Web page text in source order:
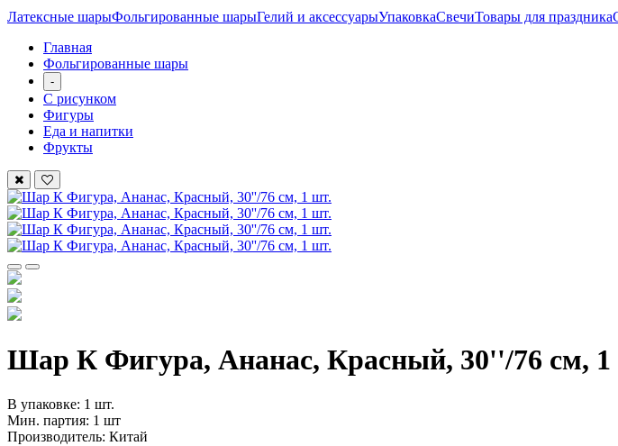
Латексные шарыФольгированные шарыГелий и аксессуарыУпаковкаСвечиТовары для праздника
Главная
Фольгированные шары
-
С рисунком
Фигуры
Еда и напитки
Фрукты
Шар К Фигура, Ананас, Красный, 30''/76 см,
В упаковке: 1 шт.
Мин. партия: 1 шт
Производитель: Китай